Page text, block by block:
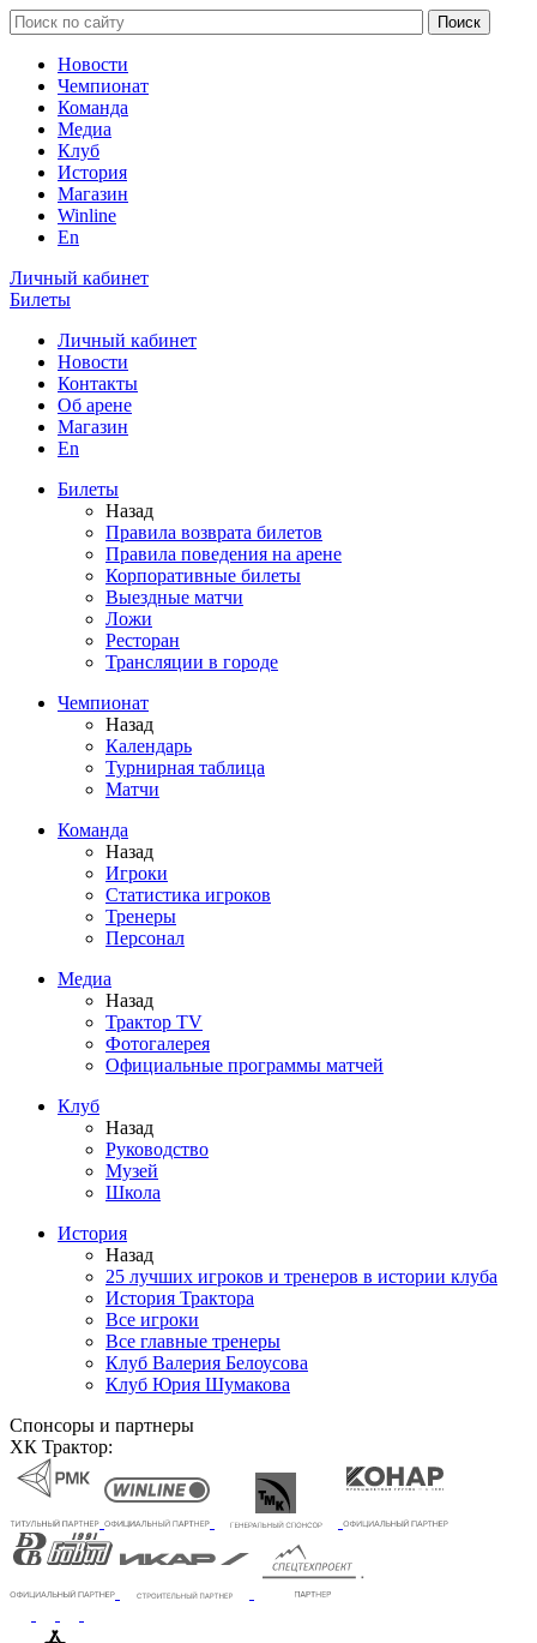
Новости
Чемпионат
Команда
Медиа
Клуб
История
Магазин
Winline
En
Личный кабинет
Билеты
Личный кабинет
Новости
Контакты
Об арене
Магазин
En
Билеты
Назад
Правила возврата билетов
Правила поведения на арене
Корпоративные билеты
Выездные матчи
Ложи
Ресторан
Трансляции в городе
Чемпионат
Назад
Календарь
Турнирная таблица
Матчи
Команда
Назад
Игроки
Статистика игроков
Тренеры
Персонал
Медиа
Назад
Трактор TV
Фотогалерея
Официальные программы матчей
Клуб
Назад
Руководство
Музей
Школа
История
Назад
25 лучших игроков и тренеров в истории клуба
История Трактора
Все игроки
Все главные тренеры
Клуб Валерия Белоусова
Клуб Юрия Шумакова
Спонсоры и партнеры
ХК Трактор: